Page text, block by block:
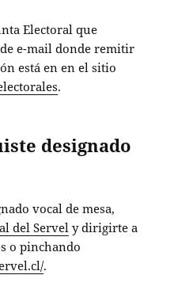
Electoral que
e-mail donde remitir
está en en el sitio
.
designado
vocal de mesa,
del Servel y dirigirte a
o pinchando
.